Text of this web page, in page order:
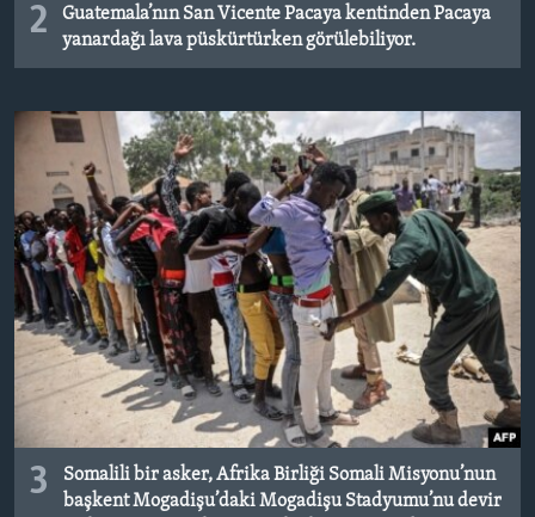
2
Guatemala’nın San Vicente Pacaya kentinden Pacaya
yanardağı lava püskürtürken görülebiliyor.
3
Somalili bir asker, Afrika Birliği Somali Misyonu’nun
başkent Mogadişu’daki Mogadişu Stadyumu’nu devir